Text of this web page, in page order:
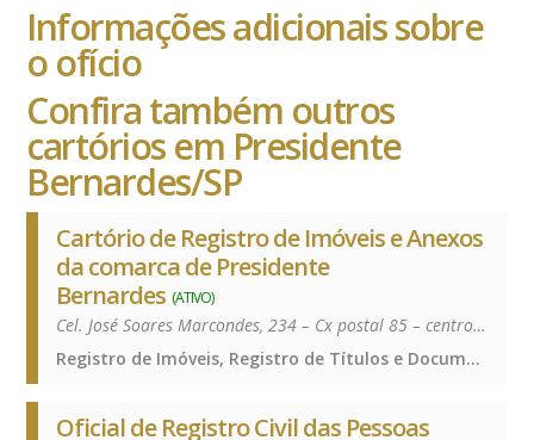
Informações adicionais sobre
o ofício
Confira também outros
cartórios em Presidente
Bernardes/SP
Cartório de Registro de Imóveis e Anexos
da comarca de Presidente
Bernardes (ATIVO)
Cel. José Soares Marcondes, 234 – Cx postal 85 – centro – 19300-000
Registro de Imóveis, Registro de Títulos e Documentos e Civis das Pessoas Jurídicas, Registro de Imóveis, Registro de Títulos e Documentos e Civis das Pessoas Jurídicas, Registro de Imóveis, Registro de Títulos e Documentos e Civis das Pessoas Jurídicas
Oficial de Registro Civil das Pessoas